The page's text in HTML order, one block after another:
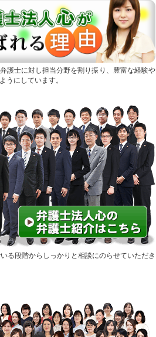
弁護士に対し担当分野を割り振り、豊富な経験や
うにしています。
る段階からしっかりと相談にのらせていただき